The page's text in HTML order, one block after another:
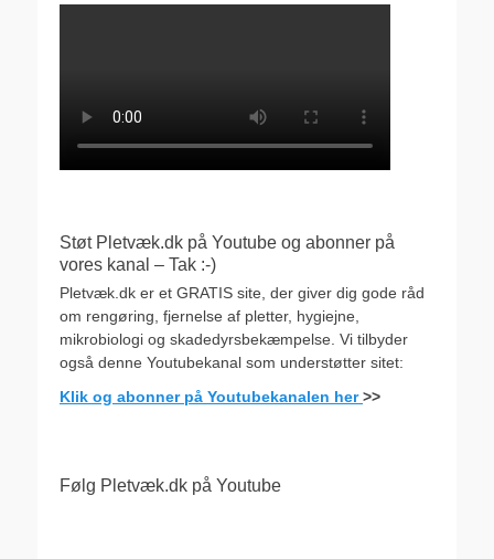
Støt Pletvæk.dk på Youtube og abonner på
vores kanal – Tak :-)
Pletvæk.dk er et GRATIS site, der giver dig gode råd
om rengøring, fjernelse af pletter, hygiejne,
mikrobiologi og skadedyrsbekæmpelse. Vi tilbyder
også denne Youtubekanal som understøtter sitet:
Klik og abonner på Youtubekanalen her>>
Følg Pletvæk.dk på Youtube